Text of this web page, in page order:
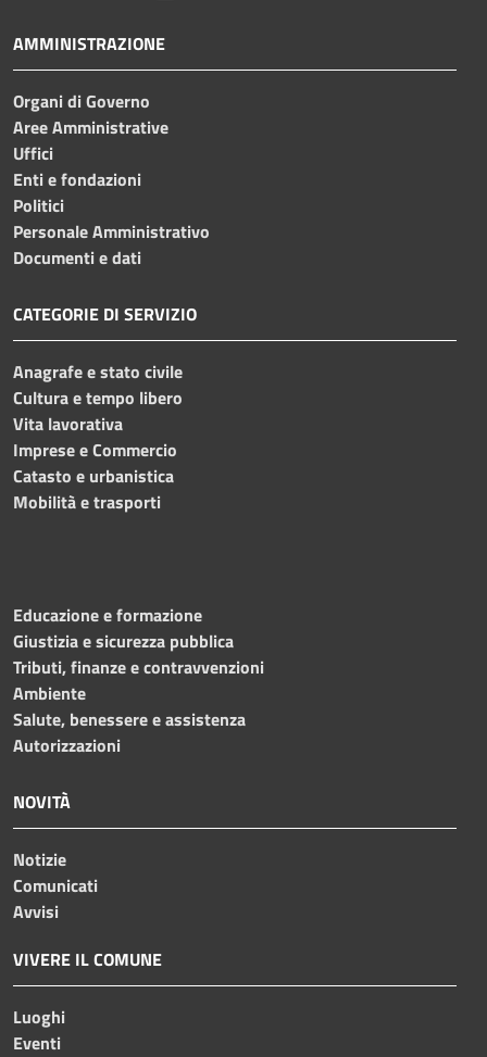
AMMINISTRAZIONE
Organi di Governo
Aree Amministrative
Uffici
Enti e fondazioni
Politici
Personale Amministrativo
Documenti e dati
CATEGORIE DI SERVIZIO
Anagrafe e stato civile
Cultura e tempo libero
Vita lavorativa
Imprese e Commercio
Catasto e urbanistica
Mobilità e trasporti
Educazione e formazione
Giustizia e sicurezza pubblica
Tributi, finanze e contravvenzioni
Ambiente
Salute, benessere e assistenza
Autorizzazioni
NOVITÀ
Notizie
Comunicati
Avvisi
VIVERE IL COMUNE
Luoghi
Eventi